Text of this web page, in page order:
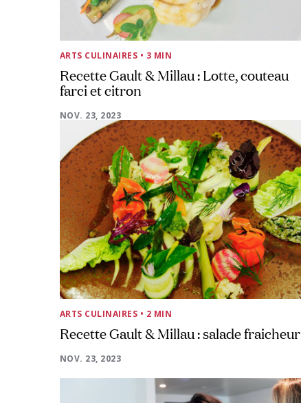
ARTS CULINAIRES • 3 MIN
Recette Gault & Millau : Lotte, couteau
farci et citron
NOV. 23, 2023
ARTS CULINAIRES • 2 MIN
Recette Gault & Millau : salade fraicheur
NOV. 23, 2023